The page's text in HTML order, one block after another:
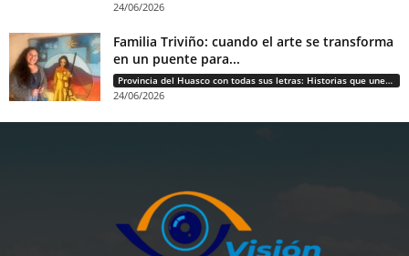
24/06/2026
Familia Triviño: cuando el arte se transforma
en un puente para...
Provincia del Huasco con todas sus letras: Historias que unen cultura, diversidad e identidad
24/06/2026